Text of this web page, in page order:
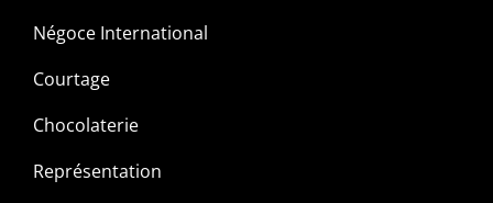
Négoce International
Courtage
Chocolaterie
Représentation